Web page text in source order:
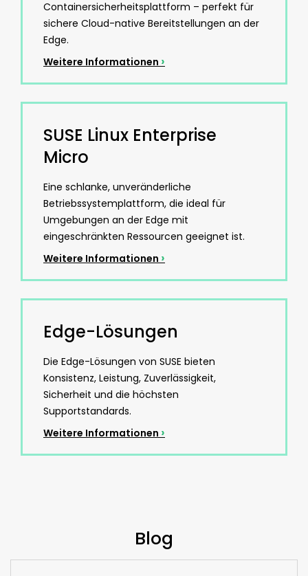
Containersicherheitsplattform – perfekt für
sichere Cloud-native Bereitstellungen an der
Edge.
Weitere Informationen ›
SUSE Linux Enterprise
Micro
Eine schlanke, unveränderliche
Betriebssystemplattform, die ideal für
Umgebungen an der Edge mit
eingeschränkten Ressourcen geeignet ist.
Weitere Informationen ›
Edge-Lösungen
Die Edge-Lösungen von SUSE bieten
Konsistenz, Leistung, Zuverlässigkeit,
Sicherheit und die höchsten
Supportstandards.
Weitere Informationen ›
Blog